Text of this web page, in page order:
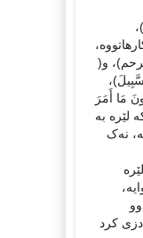
و(
مَا أَمَرَ
لێرە بە
نەک
کرد